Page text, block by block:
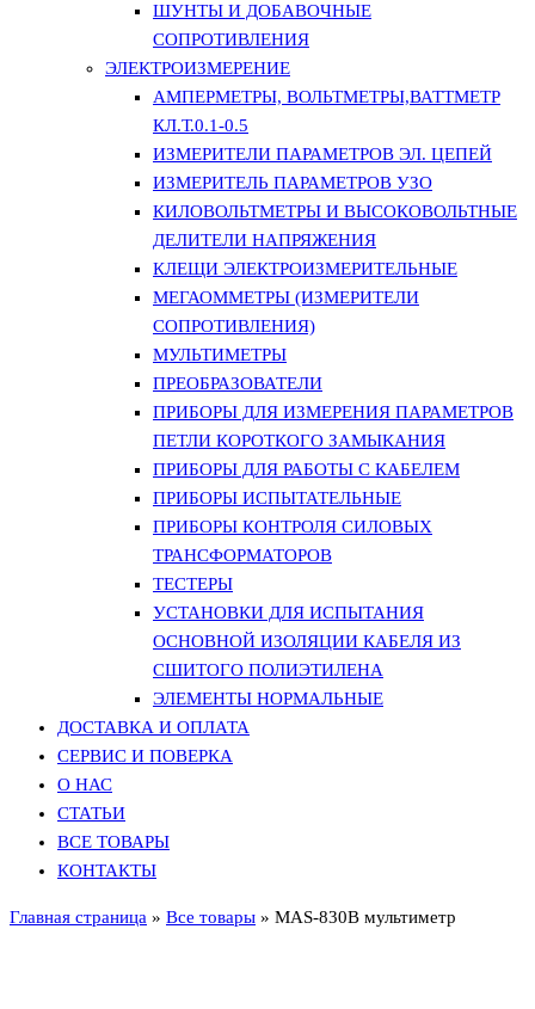
ШУНТЫ И ДОБАВОЧНЫЕ
СОПРОТИВЛЕНИЯ
ЭЛЕКТРОИЗМЕРЕНИЕ
АМПЕРМЕТРЫ, ВОЛЬТМЕТРЫ,ВАТТМЕТР
КЛ.Т.0.1-0.5
ИЗМЕРИТЕЛИ ПАРАМЕТРОВ ЭЛ. ЦЕПЕЙ
ИЗМЕРИТЕЛЬ ПАРАМЕТРОВ УЗО
КИЛОВОЛЬТМЕТРЫ И ВЫСОКОВОЛЬТНЫЕ
ДЕЛИТЕЛИ НАПРЯЖЕНИЯ
КЛЕЩИ ЭЛЕКТРОИЗМЕРИТЕЛЬНЫЕ
МЕГАОММЕТРЫ (ИЗМЕРИТЕЛИ
СОПРОТИВЛЕНИЯ)
МУЛЬТИМЕТРЫ
ПРЕОБРАЗОВАТЕЛИ
ПРИБОРЫ ДЛЯ ИЗМЕРЕНИЯ ПАРАМЕТРОВ
ПЕТЛИ КОРОТКОГО ЗАМЫКАНИЯ
ПРИБОРЫ ДЛЯ РАБОТЫ С КАБЕЛЕМ
ПРИБОРЫ ИСПЫТАТЕЛЬНЫЕ
ПРИБОРЫ КОНТРОЛЯ СИЛОВЫХ
ТРАНСФОРМАТОРОВ
ТЕСТЕРЫ
УСТАНОВКИ ДЛЯ ИСПЫТАНИЯ
ОСНОВНОЙ ИЗОЛЯЦИИ КАБЕЛЯ ИЗ
СШИТОГО ПОЛИЭТИЛЕНА
ЭЛЕМЕНТЫ НОРМАЛЬНЫЕ
ДОСТАВКА И ОПЛАТА
СЕРВИС И ПОВЕРКА
О НАС
СТАТЬИ
ВСЕ ТОВАРЫ
КОНТАКТЫ
Главная страница » Все товары » MAS-830В мультиметр